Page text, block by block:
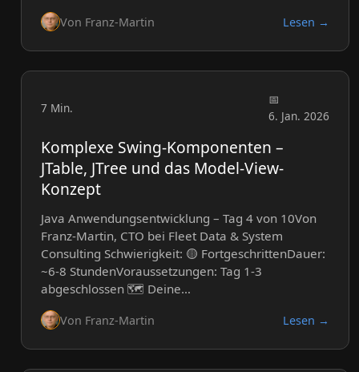
Von Franz-Martin Lesen →
6. Jan. 2026
7 Min.
Komplexe Swing-Komponenten –
JTable, JTree und das Model-View-
Konzept
Java Anwendungsentwicklung – Tag 4 von 10Von
Franz-Martin, CTO bei Fleet Data & System
Consulting Schwierigkeit: 🟡 FortgeschrittenDauer:
~6-8 StundenVoraussetzungen: Tag 1-3
abgeschlossen 🗺️ Deine…
Von Franz-Martin Lesen →